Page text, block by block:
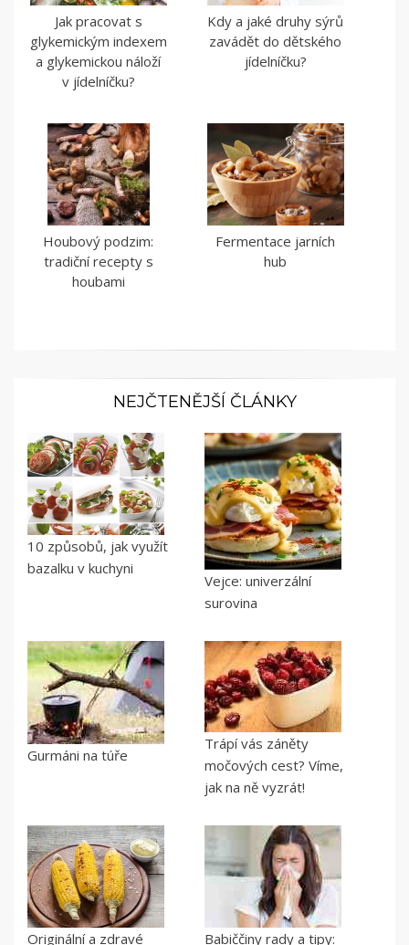
Jak pracovat s
glykemickým indexem
a glykemickou náloží
v jídelníčku?
Kdy a jaké druhy sýrů
zavádět do dětského
jídelníčku?
Houbový podzim:
tradiční recepty s
houbami
Fermentace jarních
hub
NEJČTENĚJŠÍ ČLÁNKY
10 způsobů, jak využít
bazalku v kuchyni
Vejce: univerzální
surovina
Gurmáni na túře
Trápí vás záněty
močových cest? Víme,
jak na ně vyzrát!
Originální a zdravé
Babiččiny rady a tipy: